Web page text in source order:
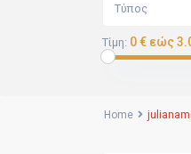
Τύπος
Τίμη: 0 € εώς
Home